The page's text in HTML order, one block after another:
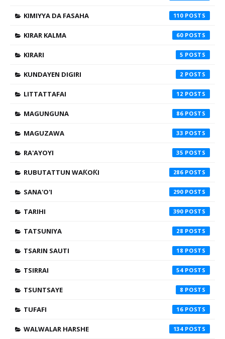
KIMIYYA DA FASAHA 110
KIRAR KALMA 60
KIRARI 5
KUNDAYEN DIGIRI 2
LITTATTAFAI 12
MAGUNGUNA 86
MAGUZAWA 33
RA'AYOYI 35
RUBUTATTUN WAƘOƘI 286
SANA'O'I 290
TARIHI 390
TATSUNIYA 28
TSARIN SAUTI 18
TSIRRAI 54
TSUNTSAYE 8
TUFAFI 16
WALWALAR HARSHE 134